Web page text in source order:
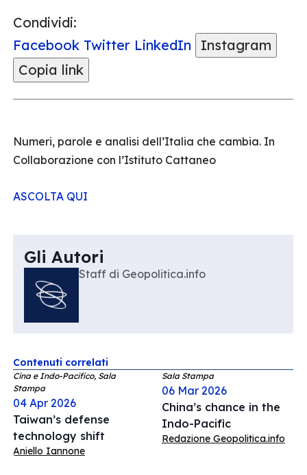
Condividi:
Facebook Twitter LinkedIn
Instagram
Copia link
Numeri, parole e analisi dell’Italia che cambia. In
Collaborazione con l’Istituto Cattaneo
ASCOLTA QUI
Gli Autori
Staff di Geopolitica.info
Contenuti correlati
Cina e Indo-Pacifico, Sala
Stampa
04 Apr 2026
Taiwan’s defense
technology shift
Aniello Iannone
Sala Stampa
06 Mar 2026
China’s chance in the
Indo-Pacific
Redazione Geopolitica.info